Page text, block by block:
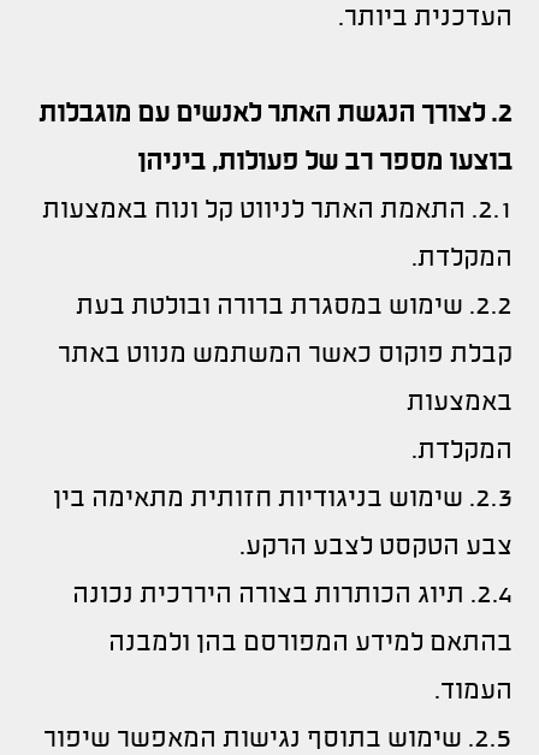
העדכנית ביותר.
2. לצורך הנגשת האתר לאנשים עם מוגבלות
בוצעו מספר רב של פעולות, ביניהן
2.1. התאמת האתר לניווט קל ונוח באמצעות
המקלדת.
2.2. שימוש במסגרת ברורה ובולטת בעת
קבלת פוקוס כאשר המשתמש מנווט באתר
באמצעות
המקלדת.
2.3. שימוש בניגודיות חזותית מתאימה בין
צבע הטקסט לצבע הרקע.
2.4. תיוג הכותרות בצורה היררכית נכונה
בהתאם למידע המפורסם בהן ולמבנה
העמוד.
2.5. שימוש בתוסף נגישות המאפשר שיפור